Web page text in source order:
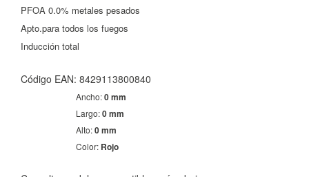
PFOA 0.0% metales pesados
Apto.para todos los fuegos
Inducción total
Código EAN: 8429113800840
Ancho:0 mm
Largo:0 mm
Alto:0 mm
Color: Rojo
Estas cookies son necesarias para que el sitio web
funcione y no se pueden desactivar en nuestros sistemas.
Puede configurar su navegador para bloquear o alertar
sobre estas cookies, pero alguna áreas del sitio no
Cookies Utilizadas:
COOKIELEGALFERSAY, VSF904, PHPSESSID, wp-settings-1,
wp-settings-time-1, _evCo, _evCoLT
Cookies de rendimiento